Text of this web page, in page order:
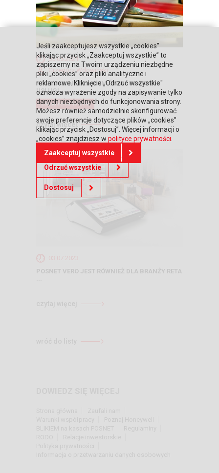
05.05.2021
Grzegorz Wdowiński
KASY ONLINE DLA FIRM ŚWIADCZĄCYCH
USŁUGI ...
Zagadnienia fiskalne
czytaj więcej
POSNET VERO JEST RÓWNIEŻ DLA BRANŻY RETA
Jeśli zaakceptujesz wszystkie „cookies”
klikając przycisk „Zaakceptuj wszystkie” to
zapiszemy na Twoim urządzeniu niezbędne
pliki „cookies” oraz pliki analityczne i
reklamowe. Kliknięcie „Odrzuć wszystkie"
oznacza wyrażenie zgody na zapisywanie tylko
danych niezbędnych do funkcjonowania strony.
Możesz również samodzielnie skonfigurować
swoje preferencje dotyczące plików „cookies”
klikając przycisk „Dostosuj”. Więcej informacji o
„cookies” znajdziesz w polityce prywatności
Zaakceptuj wszystkie
Odrzuć wszystkie
Dostosuj